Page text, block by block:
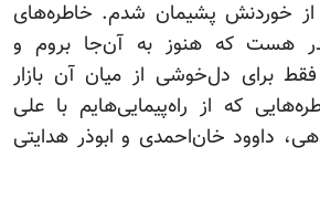
از خوردنش پشیمان شدم. خاطره‌های
هست که هنوز به آن‌جا بروم و
برای دل‌خوشی از میان آن بازار
که از راه‌پیمایی‌هایم با علی
داوود خان‌احمدی و ابوذر هدایتی